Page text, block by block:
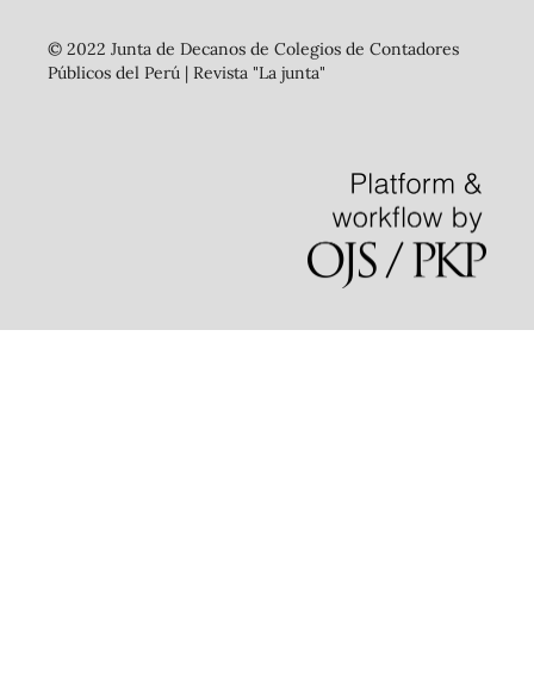
© 2022 Junta de Decanos de Colegios de Contadores
Públicos del Perú | Revista "La junta"